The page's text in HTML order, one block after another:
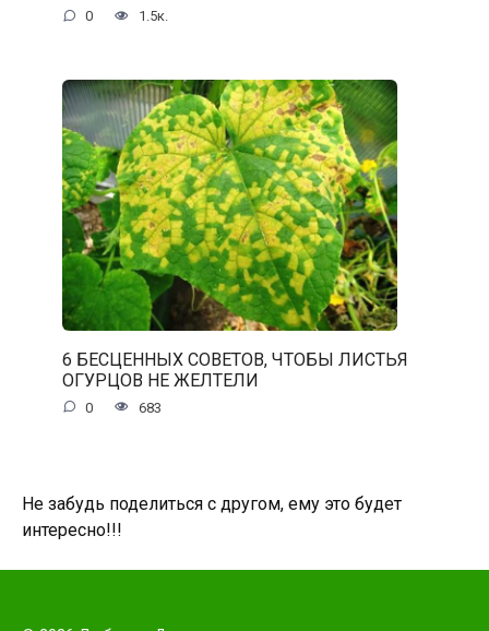
0 1.5к.
6 БЕСЦЕННЫХ СОВЕТОВ, ЧТОБЫ ЛИСТЬЯ
ОГУРЦОВ НЕ ЖЕЛТЕЛИ
0 683
Не забудь поделиться с другом, ему это будет
интересно!!!